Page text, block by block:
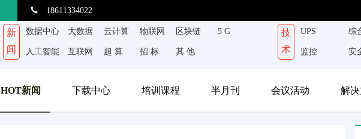
18611334022
新
闻
数据中心 大数据 云计算 物联网 区块链 5 G
人工智能 互联网 超 算 招 标 其 他
技
术
UPS 综
监控 安
HOT新闻 下载中心 培训课程 半月刊 会议活动 解